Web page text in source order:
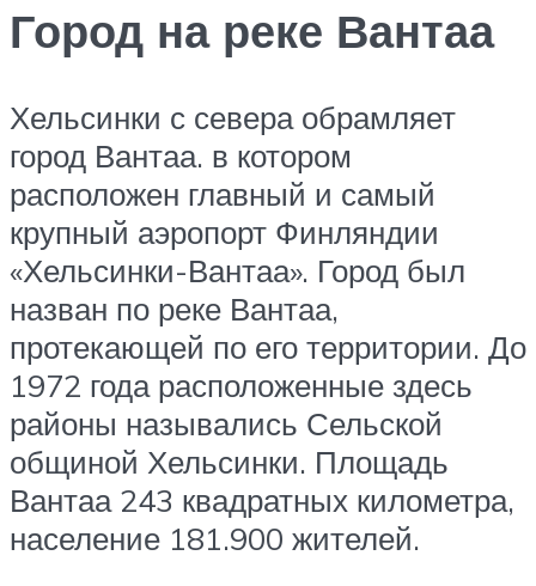
Город на реке Вантаа
Хельсинки с севера обрамляет
город Вантаа. в котором
расположен главный и самый
крупный аэропорт Финляндии
«Хельсинки-Вантаа». Город был
назван по реке Вантаа,
протекающей по его территории. До
1972 года расположенные здесь
районы назывались Сельской
общиной Хельсинки. Площадь
Вантаа 243 квадратных километра,
население 181.900 жителей.